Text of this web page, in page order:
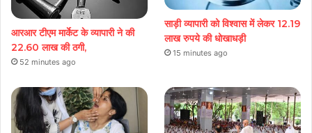
आरआर टीएम मार्केट के व्यापारी ने की
22.60 लाख की ठगी,
52 minutes ago
साड़ी व्यापारी को विश्वास में लेकर 12.19
लाख रुपये की धोखाधड़ी
15 minutes ago